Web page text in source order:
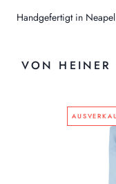
Handgefertigt in Neapel
VON HEINER